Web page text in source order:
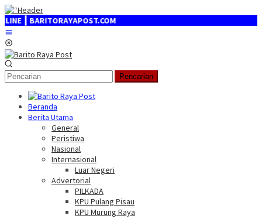
Loncat
ke
konten
Pencarian
Beranda
Berita Utama
General
Peristiwa
Nasional
Internasional
Luar Negeri
Advertorial
PILKADA
KPU Pulang Pisau
KPU Murung Raya